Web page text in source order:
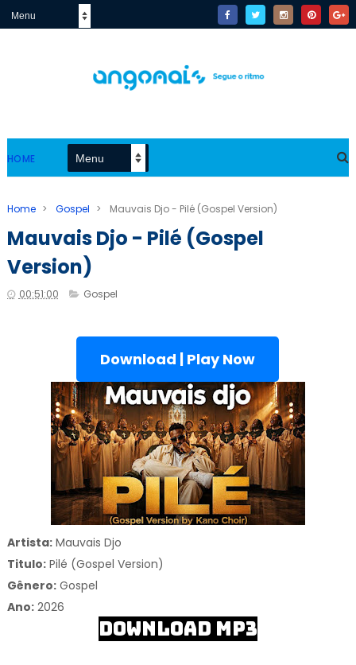
HOME
Home > Gospel > Mauvais Djo - Pilé (Gospel Version)
Mauvais Djo - Pilé (Gospel
Version)
00:51:00 Gospel
Download | Play Now
Artista:Mauvais Djo
Titulo:Pilé (Gospel Version)
Gênero: Gospel
Ano:2026
DOWNLOAD MP3